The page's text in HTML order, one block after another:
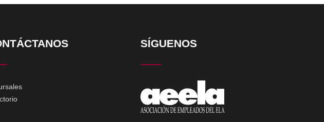
SÍGUENOS